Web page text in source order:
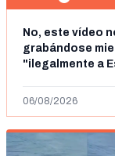
No, este vídeo
grabándose
"ilegalmente a
06/08/2026